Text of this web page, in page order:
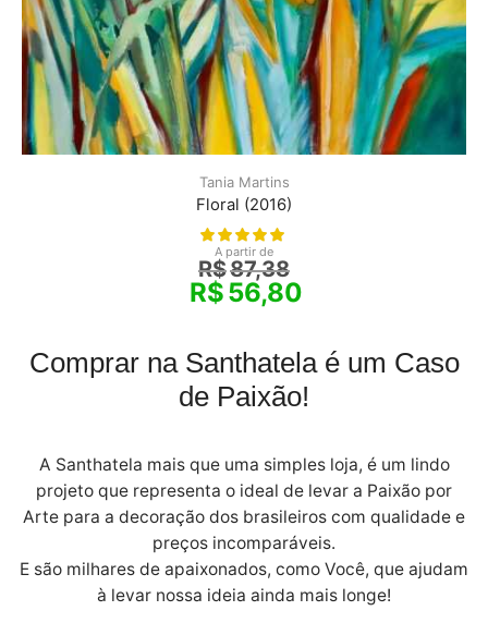
Tania Martins
Floral (2016)
A partir de
R$87,38
R$56,80
Comprar na Santhatela é um Caso
de Paixão!
A Santhatela mais que uma simples loja, é um lindo
projeto que representa o ideal de levar a Paixão por
Arte para a decoração dos brasileiros com qualidade e
preços incomparáveis.
E são milhares de apaixonados, como Você, que ajudam
à levar nossa ideia ainda mais longe!